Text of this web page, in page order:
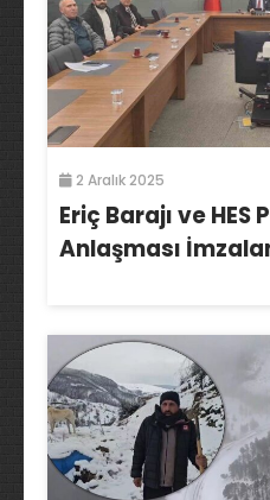
2 Aralık 2025
Eriç Barajı ve HES
Anlaşması